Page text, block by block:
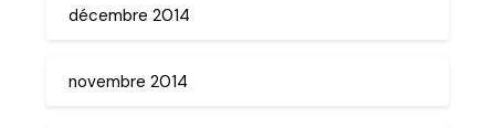
décembre 2014
novembre 2014